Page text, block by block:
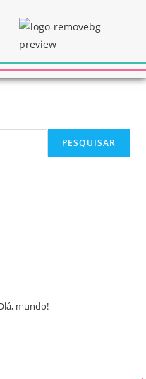
PESQUISAR
mundo!